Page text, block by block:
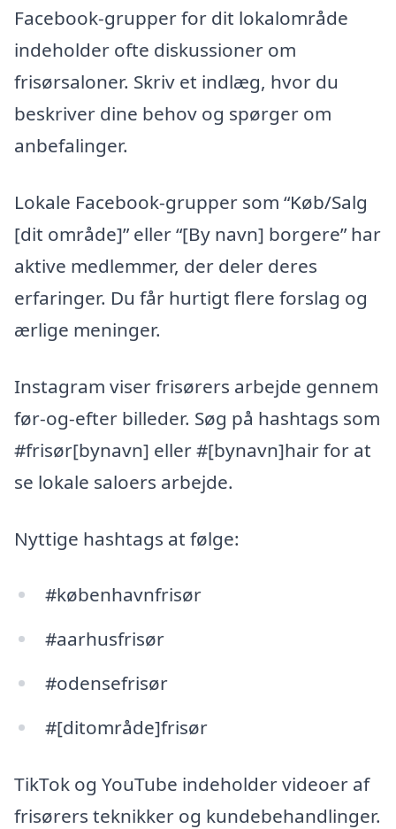
Facebook-grupper for dit lokalområde
indeholder ofte diskussioner om
frisørsaloner. Skriv et indlæg, hvor du
beskriver dine behov og spørger om
anbefalinger.
Lokale Facebook-grupper som “Køb/Salg
[dit område]” eller “[By navn] borgere” har
aktive medlemmer, der deler deres
erfaringer. Du får hurtigt flere forslag og
ærlige meninger.
Instagram viser frisørers arbejde gennem
før-og-efter billeder. Søg på hashtags som
#frisør[bynavn] eller #[bynavn]hair for at
se lokale saloers arbejde.
Nyttige hashtags at følge:
#københavnfrisør
#aarhusfrisør
#odensefrisør
#[ditområde]frisør
TikTok og YouTube indeholder videoer af
frisørers teknikker og kundebehandlinger.